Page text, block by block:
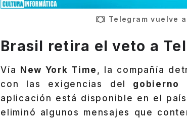
Telegram vuelve
Brasil retira el veto a
Vía New York Time
, la compañía
con las exigencias del
gobierno
aplicación está disponible en el
eliminó algunos mensajes que